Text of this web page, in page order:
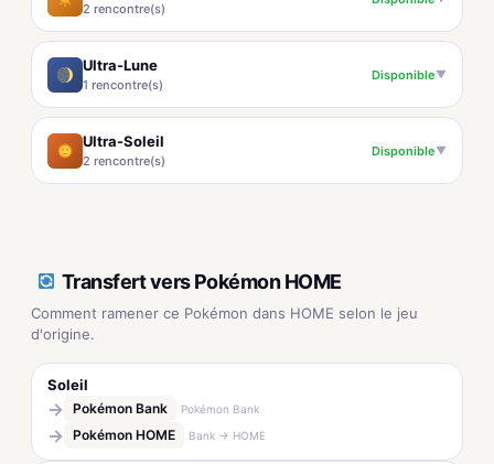
2 rencontre(s)
Ultra-Lune
1 rencontre(s)
Disponible▼
Ultra-Soleil
2 rencontre(s)
Disponible▼
Transfert vers Pokémon HOME
Comment ramener ce Pokémon dans HOME selon le jeu
d'origine.
Soleil
→ Pokémon Bank Pokémon Bank
→ Pokémon HOME Bank → HOME